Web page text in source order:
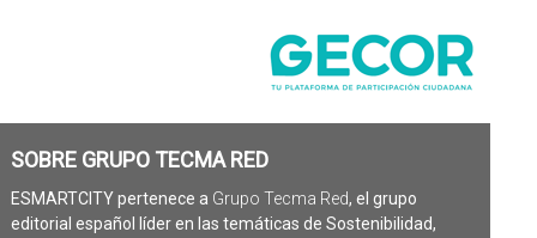
SOBRE GRUPO TECMA RED
ESMARTCITY pertenece a Grupo Tecma Red, el grupo
editorial español líder en las temáticas de Sostenibilidad,